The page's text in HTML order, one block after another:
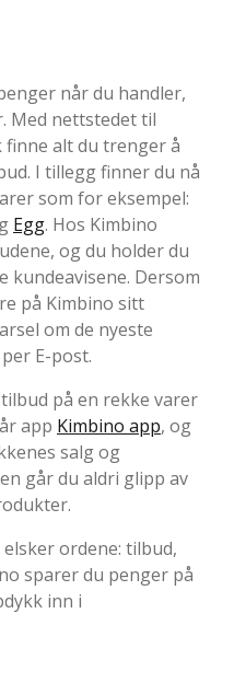
når du handler,
Med nettstedet til
finne alt du trenger å
I tillegg finner du nå
som for eksempel:
Egg. Hos Kimbino
og du holder du
kundeavisene. Dersom
på Kimbino sitt
om de nyeste
E-post.
på en rekke varer
app Kimbino app, og
salg og
går du aldri glipp av
ordene: tilbud,
sparer du penger på
inn i